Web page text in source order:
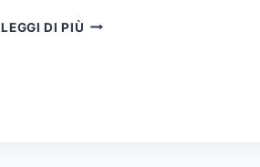
LEGGI DI PIÙ PAPA